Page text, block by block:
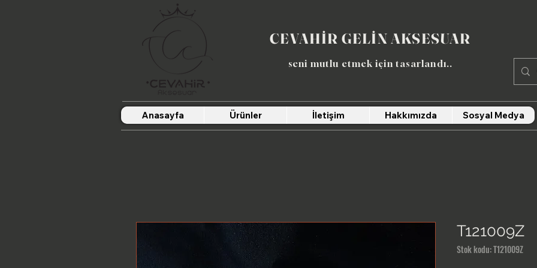
CEVAHİR GELİN AKSESUAR
seni mutlu etmek için tasarlandı​..
Anasayfa Ürünler İletişim Hakkımızda Sosyal Medya
T121009Z
Stok kodu: T121009Z